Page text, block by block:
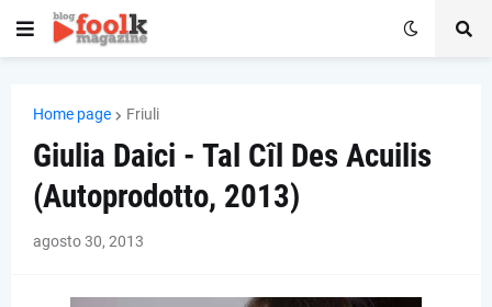
Home page Friuli
Giulia Daici - Tal Cîl Des Acuilis
(Autoprodotto, 2013)
agosto 30, 2013